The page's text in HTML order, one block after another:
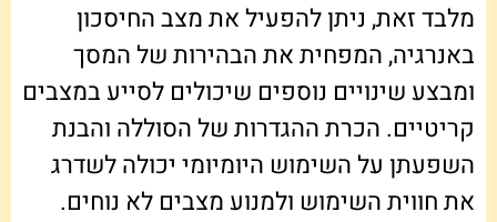
מלבד זאת, ניתן להפעיל את מצב החיסכון
באנרגיה, המפחית את הבהירות של המסך
ומבצע שינויים נוספים שיכולים לסייע במצבים
קריטיים. הכרת ההגדרות של הסוללה והבנת
השפעתן על השימוש היומיומי יכולה לשדרג
את חווית השימוש ולמנוע מצבים לא נוחים.